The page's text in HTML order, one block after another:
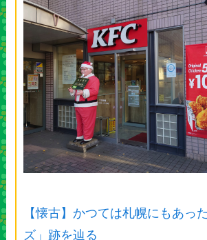
【懐古】かつては札幌にもあっ
ズ」跡を辿る